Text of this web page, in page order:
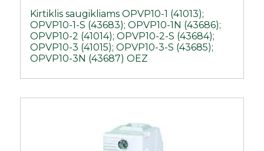
Kirtiklis saugikliams OPVP10-1 (41013);
OPVP10-1-S (43683); OPVP10-1N (43686);
OPVP10-2 (41014); OPVP10-2-S (43684);
OPVP10-3 (41015); OPVP10-3-S (43685);
OPVP10-3N (43687) OEZ